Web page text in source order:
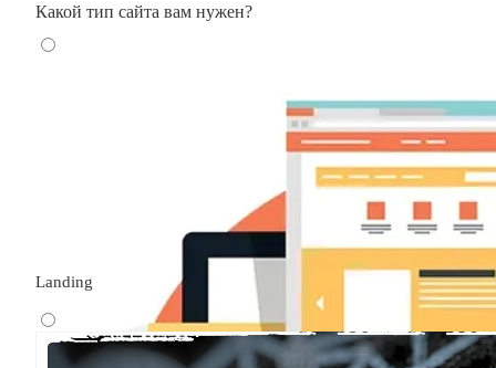
Какой тип сайта вам нужен?
Landing